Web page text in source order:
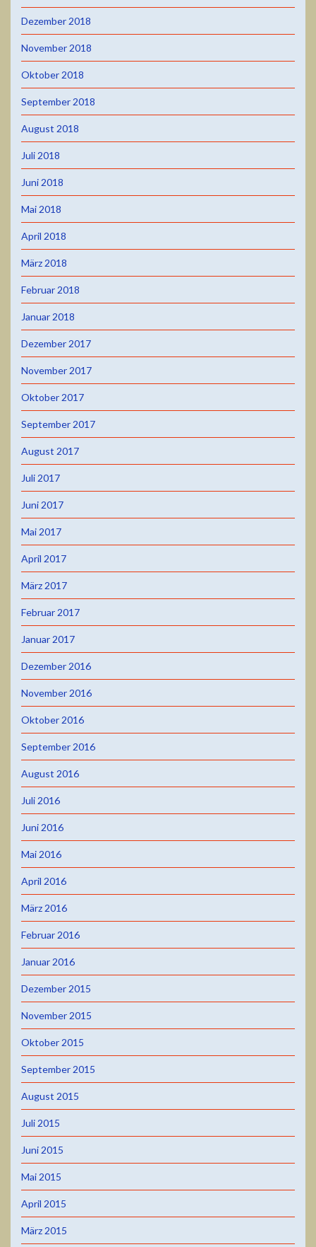
Dezember 2018
November 2018
Oktober 2018
September 2018
August 2018
Juli 2018
Juni 2018
Mai 2018
April 2018
März 2018
Februar 2018
Januar 2018
Dezember 2017
November 2017
Oktober 2017
September 2017
August 2017
Juli 2017
Juni 2017
Mai 2017
April 2017
März 2017
Februar 2017
Januar 2017
Dezember 2016
November 2016
Oktober 2016
September 2016
August 2016
Juli 2016
Juni 2016
Mai 2016
April 2016
März 2016
Februar 2016
Januar 2016
Dezember 2015
November 2015
Oktober 2015
September 2015
August 2015
Juli 2015
Juni 2015
Mai 2015
April 2015
März 2015